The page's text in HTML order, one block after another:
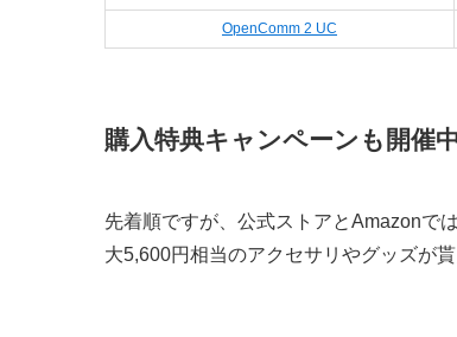
OpenComm 2 UC
購入特典キャンペーンも開催
先着順ですが、公式ストアとAmazonで
大5,600円相当のアクセサリやグッズが